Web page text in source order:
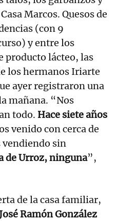
Marcos. Quesos de
(con 9
y entre los
producto lácteo, las
los hermanos Iriarte
ayer registraron una
mañana. “Nos
todo. Hace siete años
venido con cerca de
sin
de Urroz, ninguna”,
de la casa familiar,
Ramón González